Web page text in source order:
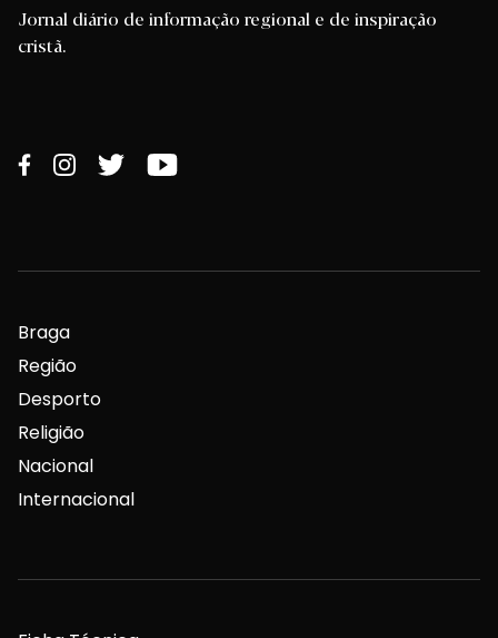
Jornal diário de informação regional e de inspiração
cristã.
Braga
Região
Desporto
Religião
Nacional
Internacional